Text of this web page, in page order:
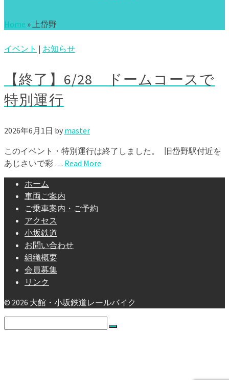
Home » 上岱野
イベント | お知らせ
【終了】6/28 ドームコースで
特別運行
2026年6月1日 by master
このイベント・特別運行は終了しました。 旧岱野駅付近を
あじさいで彩 … Read More
ホーム
車両ご案内
ご乗車案内・ご予約
アクセス
小坂鉄道
お問い合わせ
組織概要
会員募集
リンク
© 2026 大館・小坂鉄道レールバイク